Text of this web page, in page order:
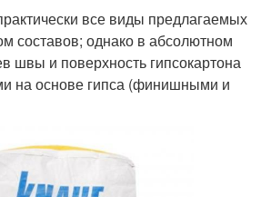
все виды предлагаемых
составов; однако в абсолютном
швы и поверхность гипсокартона
на основе гипса (финишными и